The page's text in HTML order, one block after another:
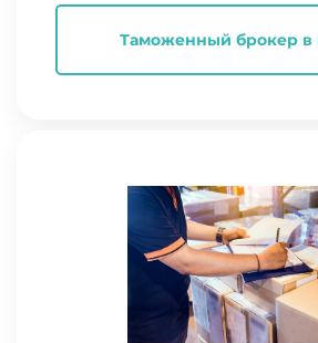
Таможенный брокер в